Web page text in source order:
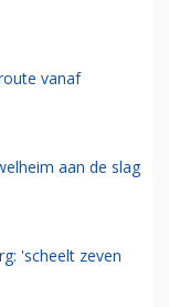
vanaf
aan de slag
'scheelt zeven